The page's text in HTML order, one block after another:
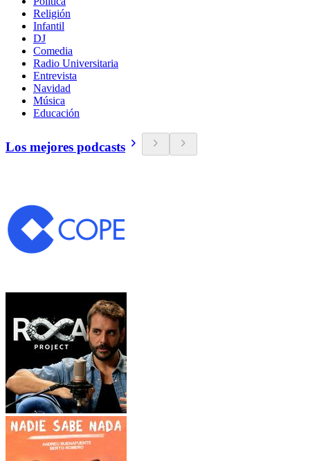
Religión
Infantil
DJ
Comedia
Radio Universitaria
Entrevista
Navidad
Música
Educación
Los mejores podcasts